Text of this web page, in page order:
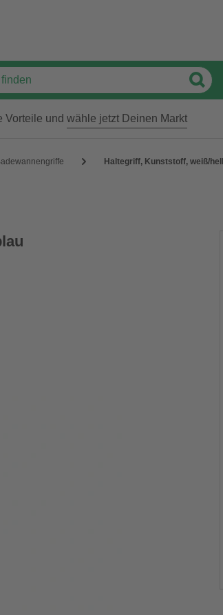
Vorteile und wähle jetzt Deinen Markt
Haltegriff, Kunststoff, weiß/